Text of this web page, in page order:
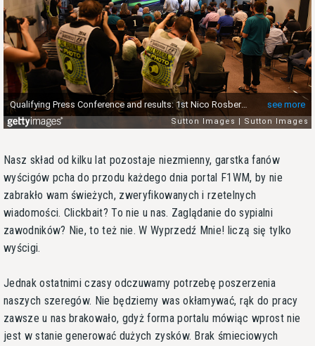
Nasz skład od kilku lat pozostaje niezmienny, garstka fanów
wyścigów pcha do przodu każdego dnia portal F1WM, by nie
zabrakło wam świeżych, zweryfikowanych i rzetelnych
wiadomości. Clickbait? To nie u nas. Zaglądanie do sypialni
zawodników? Nie, to też nie. W Wyprzedź Mnie! liczą się tylko
wyścigi.
Jednak ostatnimi czasy odczuwamy potrzebę poszerzenia
naszych szeregów. Nie będziemy was okłamywać, rąk do pracy
zawsze u nas brakowało, gdyż forma portalu mówiąc wprost nie
jest w stanie generować dużych zysków. Brak śmieciowych